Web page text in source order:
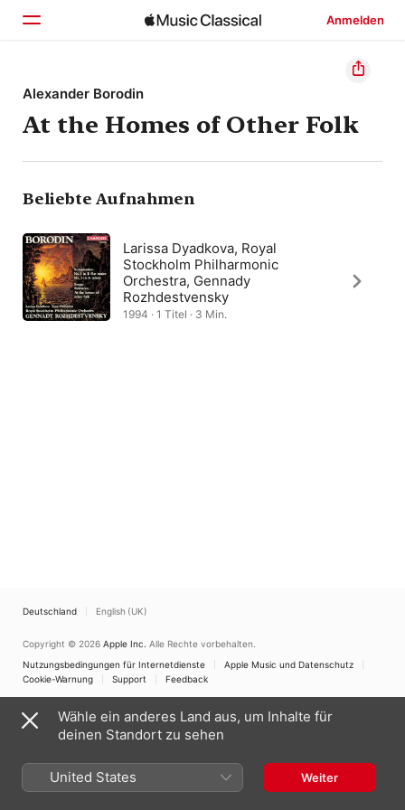
Anmelden
Startseite
Entdecken
Suchen
Alexander Borodin
At the Homes of Other Folk
Beliebte Aufnahmen
Larissa Dyadkova, Royal
Stockholm Philharmonic
Orchestra, Gennady
Rozhdestvensky
1994 · 1 Titel · 3 Min.
Deutschland English (UK)
Copyright © 2026 Apple Inc. Alle Rechte vorbehalten.
Nutzungsbedingungen für Internetdienste
Apple Music und Datenschutz
Cookie-Warnung
Support Feedback
Wähle ein anderes Land aus, um Inhalte für
deinen Standort zu sehen
United States Weiter